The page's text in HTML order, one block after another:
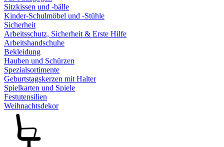
Sitzkissen und -bälle
Kinder-Schulmöbel und -Stühle
Sicherheit
Arbeitsschutz, Sicherheit & Erste Hilfe
Arbeitshandschuhe
Bekleidung
Hauben und Schürzen
Spezialsortimente
Geburtstagskerzen mit Halter
Spielkarten und Spiele
Festutensilien
Weihnachtsdekor